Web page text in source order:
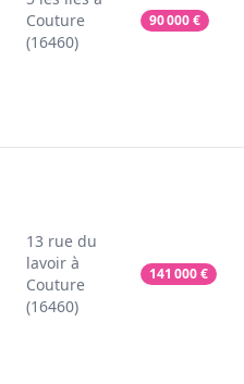
Couture
(16460)
90 000€
13 rue du
lavoir à
Couture
(16460)
141 000€